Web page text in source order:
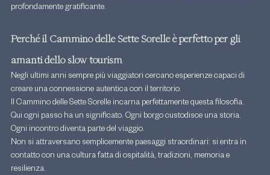
profondamente gratificante.
Perché il Cammino delle Sette Sorelle è perfetto per gli
amanti dello slow tourism
Negli ultimi anni sempre più viaggiatori cercano esperienze capaci di
creare una connessione autentica con il territorio.
Il Cammino delle Sette Sorelle incarna perfettamente questa filosofia.
Qui ogni passo ha un significato. Ogni borgo custodisce una storia.
Ogni incontro diventa parte del viaggio.
Non si attraversano semplicemente paesaggi straordinari: si entra in
contatto con una cultura fatta di ospitalità, tradizioni, memoria e
resilienza.